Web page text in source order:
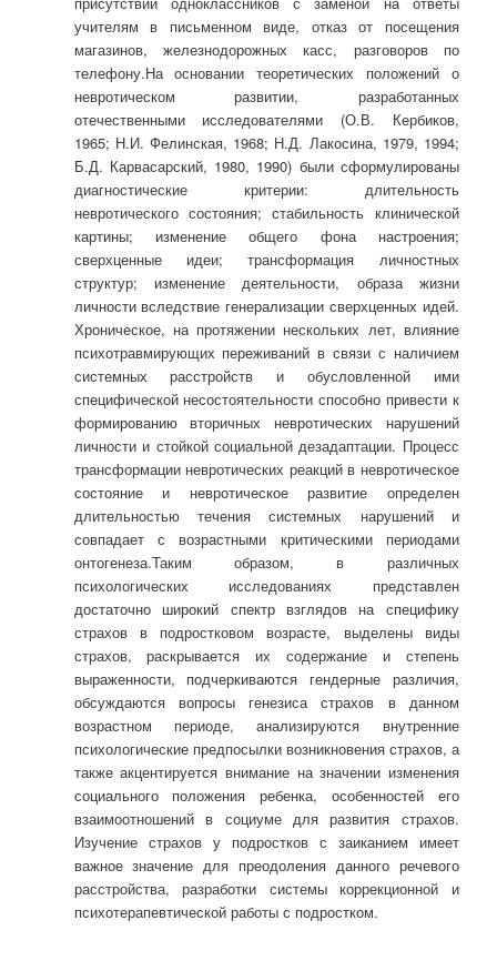
учителям в письменном виде, отказ от посещения
магазинов, железнодорожных касс, разговоров по
телефону.На основании теоретических положений о
невротическом развитии, разработанных
отечественными исследователями (О.В. Кербиков,
1965; Н.И. Фелинская, 1968; Н.Д. Лакосина, 1979, 1994;
Б.Д. Карвасарский, 1980, 1990) были сформулированы
диагностические критерии: длительность
невротического состояния; стабильность клинической
картины; изменение общего фона настроения;
сверхценные идеи; трансформация личностных
структур; изменение деятельности, образа жизни
личности вследствие генерализации сверхценных идей.
Хроническое, на протяжении нескольких лет, влияние
психотравмирующих переживаний в связи с наличием
системных расстройств и обусловленной ими
специфической несостоятельности способно привести к
формированию вторичных невротических нарушений
личности и стойкой социальной дезадаптации. Процесс
трансформации невротических реакций в невротическое
состояние и невротическое развитие определен
длительностью течения системных нарушений и
совпадает с возрастными критическими периодами
онтогенеза.Таким образом, в различных
психологических исследованиях представлен
достаточно широкий спектр взглядов на специфику
страхов в подростковом возрасте, выделены виды
страхов, раскрывается их содержание и степень
выраженности, подчеркиваются гендерные различия,
обсуждаются вопросы генезиса страхов в данном
возрастном периоде, анализируются внутренние
психологические предпосылки возникновения страхов, а
также акцентируется внимание на значении изменения
социального положения ребенка, особенностей его
взаимоотношений в социуме для развития страхов.
Изучение страхов у подростков с заиканием имеет
важное значение для преодоления данного речевого
расстройства, разработки системы коррекционной и
психотерапевтической работы с подростком.